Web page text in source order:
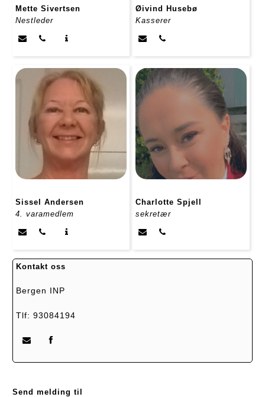
Mette Sivertsen
Nestleder
Øivind Husebø
Kasserer
Sissel Andersen
4. varamedlem
Charlotte Spjell
sekretær
Kontakt oss
Bergen INP
Tlf: 93084194
Send melding til